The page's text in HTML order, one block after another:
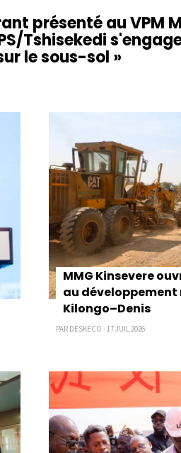
présenté au VPM
Tshisekedi
le sous-sol »
MMG Kinsevere
au développement
Kilongo–Denis
PAR DESKECO - 17 JUIL 2026